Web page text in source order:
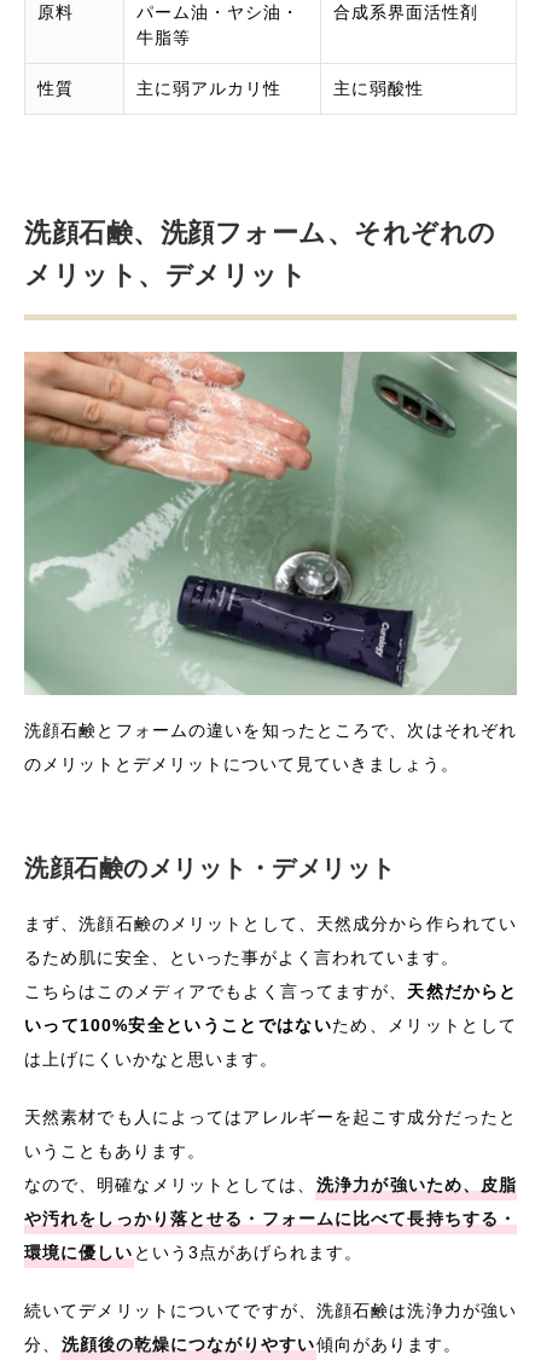
原料
パーム油・ヤシ油・
牛脂等
合成系界面活性剤
性質 主に弱アルカリ性 主に弱酸性
洗顔石鹸、洗顔フォーム、それぞれの
メリット、デメリット
洗顔石鹸とフォームの違いを知ったところで、次はそれぞれ
のメリットとデメリットについて見ていきましょう。
洗顔石鹸のメリット・デメリット
まず、洗顔石鹸のメリットとして、天然成分から作られてい
るため肌に安全、といった事がよく言われています。
こちらはこのメディアでもよく言ってますが、 天然だからと
いって100%安全ということではないため、メリットとして
は上げにくいかなと思います。
天然素材でも人によってはアレルギーを起こす成分だったと
いうこともあります。
なので、明確なメリットとしては、 洗浄力が強いため、皮脂
や汚れをしっかり落とせる・フォームに比べて長持ちする・
環境に優しい という3点があげられます。
続いてデメリットについてですが、洗顔石鹸は洗浄力が強い
分、 洗顔後の乾燥につながりやすい傾向があります。